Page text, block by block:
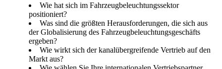
Wie hat sich im Fahrzeugbeleuchtungssektor
positioniert?
Was sind die größten Herausforderungen, die sich aus
der Globalisierung des Fahrzeugbeleuchtungsgeschäfts
ergeben?
Wie wirkt sich der kanalübergreifende Vertrieb auf den
Markt aus?